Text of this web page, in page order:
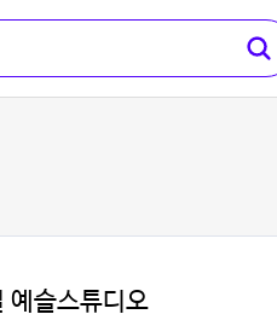
예슬스튜디오